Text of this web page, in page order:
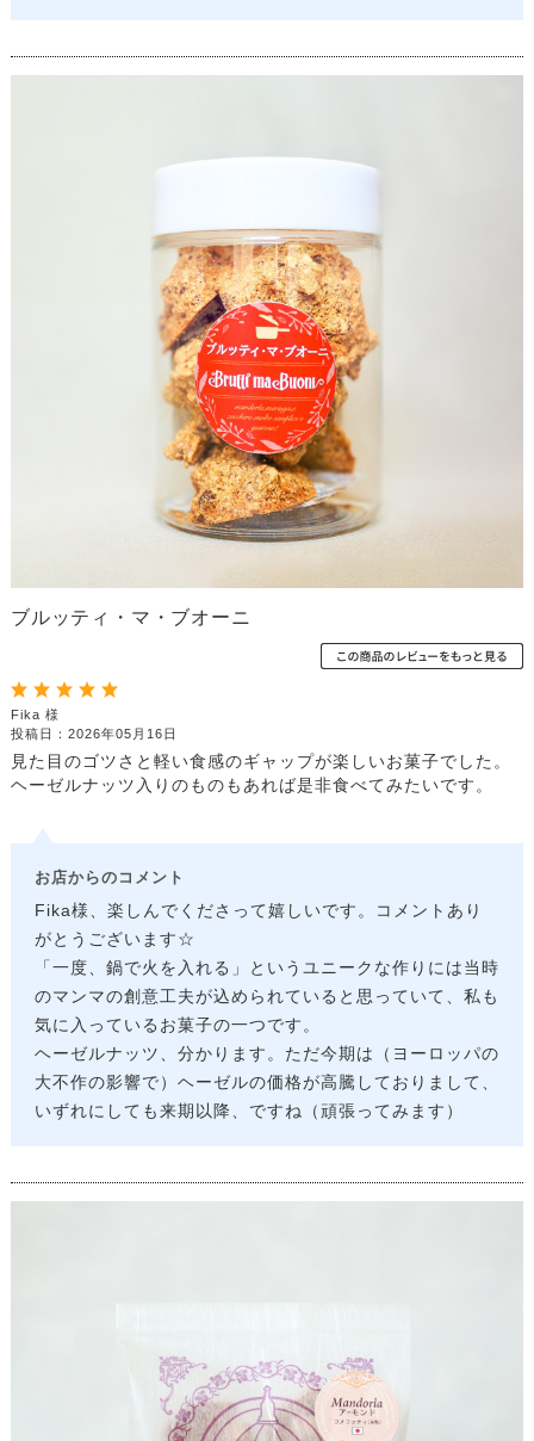
ブルッティ・マ・ブオーニ
Fika 様
投稿日：2026年05月16日
見た目のゴツさと軽い食感のギャップが楽しいお菓子でした。
ヘーゼルナッツ入りのものもあれば是非食べてみたいです。
お店からのコメント
Fika様、楽しんでくださって嬉しいです。コメントあり
がとうございます☆
「一度、鍋で火を入れる」というユニークな作りには当時
のマンマの創意工夫が込められていると思っていて、私も
気に入っているお菓子の一つです。
ヘーゼルナッツ、分かります。ただ今期は（ヨーロッパの
大不作の影響で）ヘーゼルの価格が高騰しておりまして、
いずれにしても来期以降、ですね（頑張ってみます）